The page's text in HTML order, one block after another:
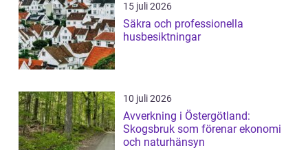
15 juli 2026
Säkra och professionella
husbesiktningar
10 juli 2026
Avverkning i Östergötland:
Skogsbruk som förenar ekonomi
och naturhänsyn